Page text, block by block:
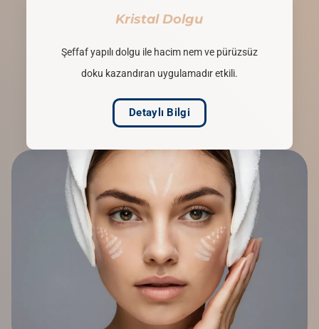
Kristal Dolgu
Şeffaf yapılı dolgu ile hacim nem ve pürüzsüz
doku kazandıran uygulamadır etkili.
Detaylı Bilgi